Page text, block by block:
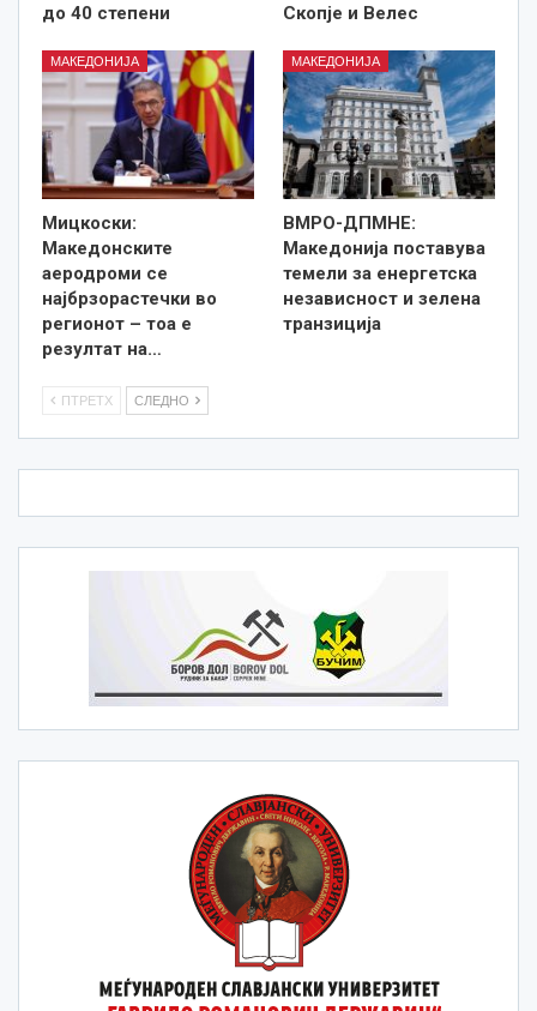
до 40 степени
Скопје и Велес
МАКЕДОНИЈА
Мицкоски:
Македонските
аеродроми се
најбрзорастечки во
регионот – тоа е
резултат на…
МАКЕДОНИЈА
ВМРО-ДПМНЕ:
Македонија поставува
темели за енергетска
независност и зелена
транзиција
ПТРЕТХ СЛЕДНО